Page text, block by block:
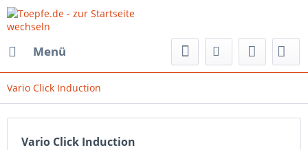
Menü
Vario Click Induction
Vario Click Induction